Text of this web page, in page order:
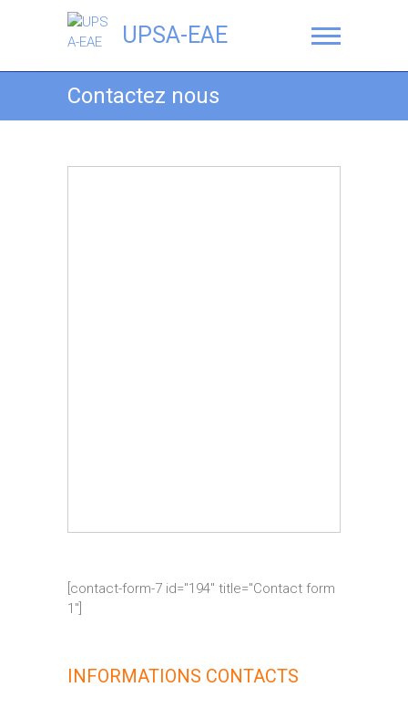
UPSA-EAE
Contactez nous
[contact-form-7 id="194" title="Contact form
1"]
INFORMATIONS CONTACTS